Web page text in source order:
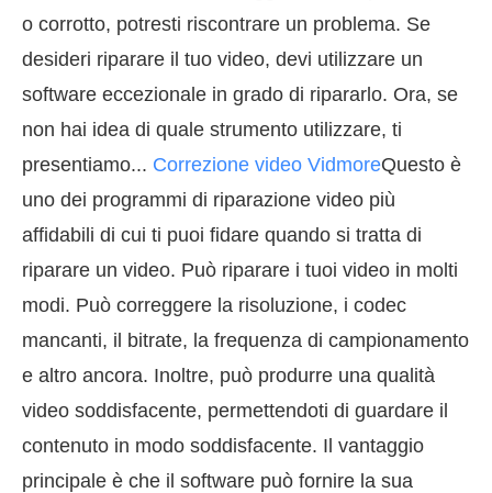
o corrotto, potresti riscontrare un problema. Se
desideri riparare il tuo video, devi utilizzare un
software eccezionale in grado di ripararlo. Ora, se
non hai idea di quale strumento utilizzare, ti
presentiamo... Correzione video VidmoreQuesto è
uno dei programmi di riparazione video più
affidabili di cui ti puoi fidare quando si tratta di
riparare un video. Può riparare i tuoi video in molti
modi. Può correggere la risoluzione, i codec
mancanti, il bitrate, la frequenza di campionamento
e altro ancora. Inoltre, può produrre una qualità
video soddisfacente, permettendoti di guardare il
contenuto in modo soddisfacente. Il vantaggio
principale è che il software può fornire la sua